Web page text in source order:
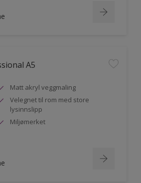
A5
Matt akryl veggmaling
Velegnet til rom med store
lysinnslipp
Miljømerket